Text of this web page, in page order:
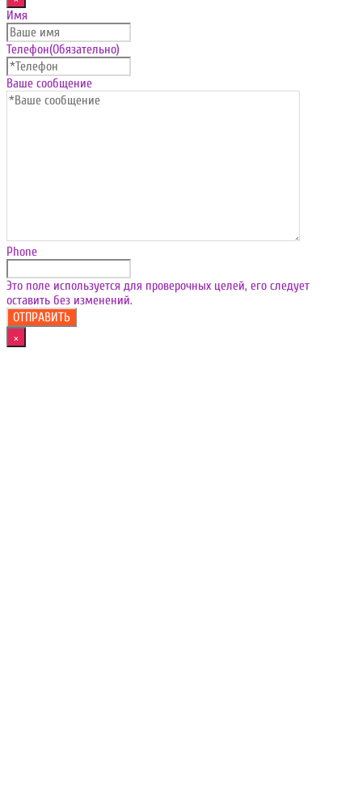
Имя
Телефон(Обязательно)
Ваше сообщение
Phone
Это поле используется для проверочных целей, его следует
оставить без изменений.
×